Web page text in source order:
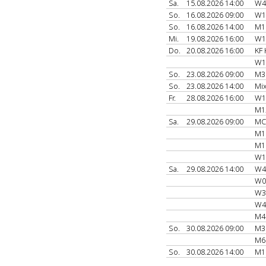
Sa. 15.08.2026 14:00
So.
16.08.2026 09:00
So.
16.08.2026 14:00
Mi.
19.08.2026 16:00
Do.
20.08.2026 16:00
KF
So.
23.08.2026 09:00
So.
23.08.2026 14:00
Fr.
28.08.2026 16:00
Sa.
29.08.2026 09:00
Sa.
29.08.2026 14:00
So.
30.08.2026 09:00
So.
30.08.2026 14:00